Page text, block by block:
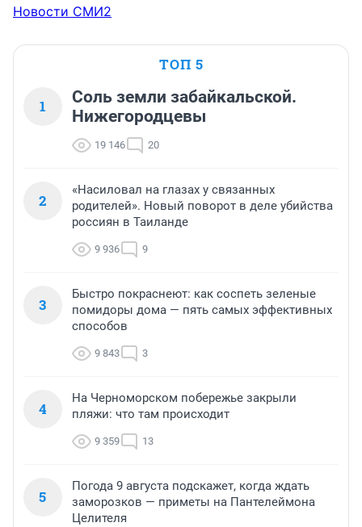
Новости СМИ2
ТОП 5
1
Соль земли забайкальской.
Нижегородцевы
19 146 20
2
«Насиловал на глазах у связанных
родителей». Новый поворот в деле убийства
россиян в Таиланде
9 936 9
3
Быстро покраснеют: как соспеть зеленые
помидоры дома — пять самых эффективных
способов
9 843 3
4
На Черноморском побережье закрыли
пляжи: что там происходит
9 359 13
5
Погода 9 августа подскажет, когда ждать
заморозков — приметы на Пантелеймона
Целителя